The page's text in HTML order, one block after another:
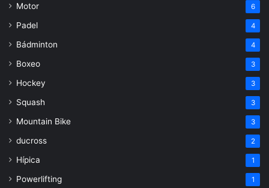
Motor 6
Padel 4
Bádminton 4
Boxeo 3
Hockey 3
Squash 3
Mountain Bike 3
ducross 2
Hípica 1
Powerlifting 1